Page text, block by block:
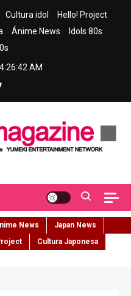
Cultura idol
Hello! Project
Ánime News
Idols 80s
4:26:43 AM
News
Japan News
Cultura Japonesa